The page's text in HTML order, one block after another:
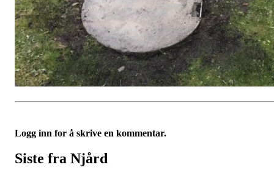
Logg inn for å skrive en kommentar.
Siste fra Njård